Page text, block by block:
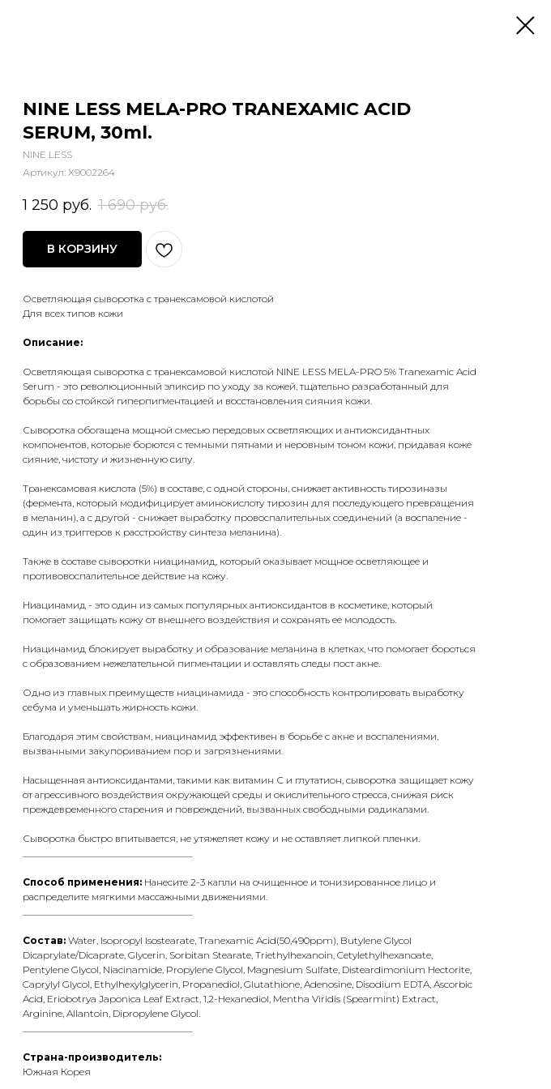
NINE LESS MELA-PRO TRANEXAMIC ACID
SERUM, 30ml.
NINE LESS
Артикул: X9002264
1 250 руб. 1 690 руб.
В КОРЗИНУ
Осветляющая сыворотка с транексамовой кислотой
Для всех типов кожи
Описание:
Осветляющая сыворотка с транексамовой кислотой NINE LESS MELA-PRO 5% Tranexamic Acid
Serum - это революционный эликсир по уходу за кожей, тщательно разработанный для
борьбы со стойкой гиперпигментацией и восстановления сияния кожи.
Сыворотка обогащена мощной смесью передовых осветляющих и антиоксидантных
компонентов, которые борются с темными пятнами и неровным тоном кожи, придавая коже
сияние, чистоту и жизненную силу.
Транексамовая кислота (5%) в составе, с одной стороны, снижает активность тирозиназы
(фермента, который модифицирует аминокислоту тирозин для последующего превращения
в меланин), а с другой - снижает выработку провоспалительных соединений (а воспаление -
один из триггеров к расстройству синтеза меланина).
Также в составе сыворотки ниацинамид, который оказывает мощное осветляющее и
противовоспалительное действие на кожу.
Ниацинамид - это один из самых популярных антиоксидантов в косметике, который
помогает защищать кожу от внешнего воздействия и сохранять ее молодость.
Ниацинамид блокирует выработку и образование меланина в клетках, что помогает бороться
с образованием нежелательной пигментации и оставлять следы пост акне.
Одно из главных преимуществ ниацинамида - это способность контролировать выработку
себума и уменьшать жирность кожи.
Благодаря этим свойствам, ниацинамид эффективен в борьбе с акне и воспалениями,
вызванными закупориванием пор и загрязнениями.
Насыщенная антиоксидантами, такими как витамин С и глутатион, сыворотка защищает кожу
от агрессивного воздействия окружающей среды и окислительного стресса, снижая риск
преждевременного старения и повреждений, вызванных свободными радикалами.
Сыворотка быстро впитывается, не утяжеляет кожу и не оставляет липкой пленки.
Способ применения: Нанесите 2-3 капли на очищенное и тонизированное лицо и
распределите мягкими массажными движениями.
Состав: Water, Isopropyl Isostearate, Tranexamic Acid(50,490ppm), Butylene Glycol
Dicaprylate/Dicaprate, Glycerin, Sorbitan Stearate, Triethylhexanoin, Cetylethylhexanoate,
Pentylene Glycol, Niacinamide, Propylene Glycol, Magnesium Sulfate, Disteardimonium Hectorite,
Caprylyl Glycol, Ethylhexylglycerin, Propanediol, Glutathione, Adenosine, Disodium EDTA, Ascorbic
Acid, Eriobotrya Japonica Leaf Extract, 1,2-Hexanediol, Mentha Viridis (Spearmint) Extract,
Arginine, Allantoin, Dipropylene Glycol.
Страна-производитель:
Южная Корея